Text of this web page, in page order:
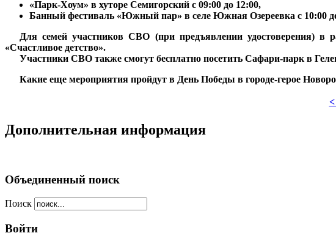
«Парк-Хоум» в хуторе Семигорский с 09:00 до 12:00,
Банный фестиваль «Южный пар» в селе Южная Озереевка с 10:00
Для семей участников СВО (при предъявлении удостоверения) в
«Счастливое детство».
Участники СВО также смогут бесплатно посетить Сафари-парк в
Какие еще мероприятия пройдут в День Победы в городе-герое
Дополнительная информация
Объединенный поиск
Поиск
Войти